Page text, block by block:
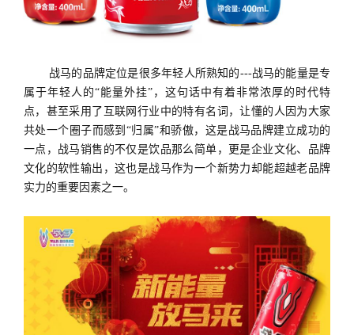
战马的品牌定位是很多年轻人所熟知的---战马的能量是专
属于年轻人的“能量外挂”，这句话中有着非常浓厚的时代特
点，甚至采用了互联网行业中的特有名词，让懂的人因为大家
共处一个圈子而感到“归属”和骄傲，这是战马品牌建立成功的
一点，战马销售的不仅是饮品那么简单，更是企业文化、品牌
文化的软性输出，这也是战马作为一个新势力却能超越老品牌
实力的重要因素之一。